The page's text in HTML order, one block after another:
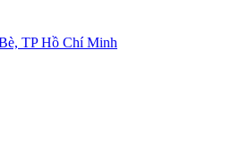
TP Hồ Chí Minh